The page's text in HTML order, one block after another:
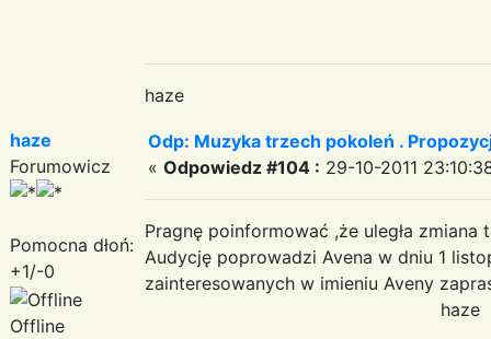
haze
haze
Forumowicz
Pomocna dłoń:
+1/-0
Offline
Odp: Muzyka trzech pokoleń .
« Odpowiedz #104 : 29-10-2011
Pragnę poinformować ,że uległa
Audycję poprowadzi Avena w dniu 1
zainteresowanych w imieniu Aveny
haze